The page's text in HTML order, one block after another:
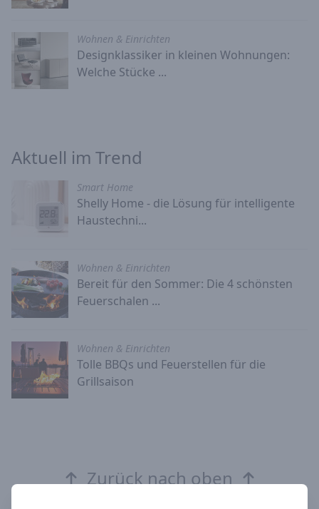
Wohnen & Einrichten
Designklassiker in kleinen Wohnungen:
Welche Stücke ...
Aktuell im Trend
Smart Home
Shelly Home - die Lösung für intelligente
Haustechni...
Wohnen & Einrichten
Bereit für den Sommer: Die 4 schönsten
Feuerschalen ...
Wohnen & Einrichten
Tolle BBQs und Feuerstellen für die
Grillsaison
Zurück nach oben